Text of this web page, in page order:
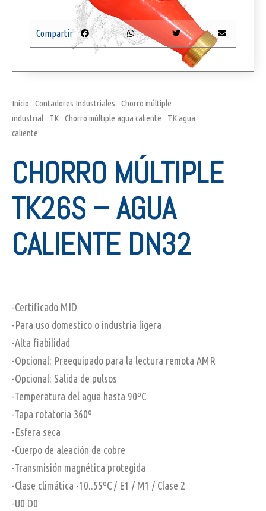
Inicio Contadores Industriales
Chorro múltiple
industrial
TK Chorro múltiple agua caliente
TK agua
caliente
CHORRO MÚLTIPLE
TK26S – AGUA
CALIENTE DN32
-Certificado MID
-Para uso domestico o industria ligera
-Alta fiabilidad
-Opcional: Preequipado para la lectura remota AMR
-Opcional: Salida de pulsos
-Temperatura del agua hasta 90ºC
-Tapa rotatoria 360º
-Esfera seca
-Cuerpo de aleación de cobre
-Transmisión magnética protegida
-Clase climática -10..55ºC / E1 / M1 / Clase 2
-U0 D0
Compartir